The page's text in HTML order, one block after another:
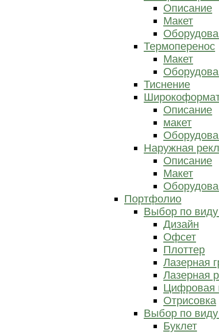
Описание
Макет
Термоперенос
Макет
Тиснение
Описание
макет
Наружная
Описание
Макет
Портфолио
Выбор по
Дизайн
Офсет
Плоттер
Лазерная
Лазерная
Цифровая
Отрисовка
Выбор по
Буклет